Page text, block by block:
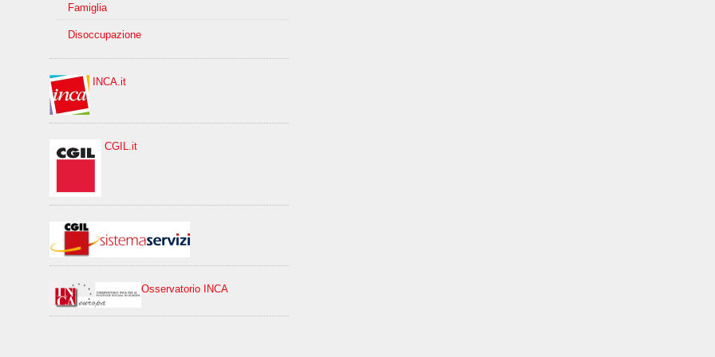
Famiglia
Disoccupazione
INCA.it
CGIL.it
Osservatorio INCA